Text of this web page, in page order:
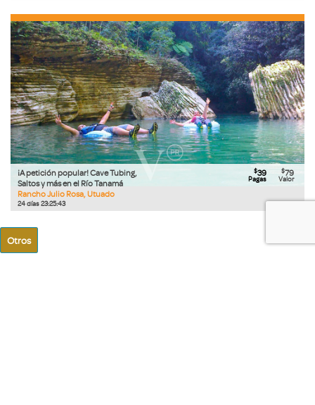
¡A petición popular! Cave Tubing,
Saltos y más en el Río Tanamá
Rancho Julio Rosa, Utuado
24días23:25:42
$39
Pagas
$79
Valor
Otros